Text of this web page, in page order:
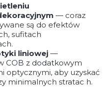
— coraz
są do efektów
sufitach
liniowej —
COB z dodatkowym
optycznymi, aby uzyskać
minimalnych stratac h.